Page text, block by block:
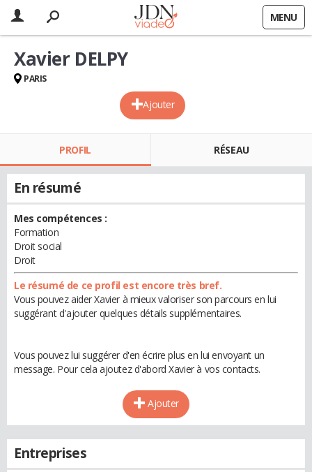
MENU
Ajouter
Xavier DELPY
PARIS
PROFIL RÉSEAU
En résumé
Mes compétences :
Formation
Droit social
Droit
Le résumé de ce profil est encore très bref.
Vous pouvez aider Xavier à mieux valoriser son parcours en lui
suggérant d'ajouter quelques détails supplémentaires.
Vous pouvez lui suggérer d'en écrire plus en lui envoyant un
message. Pour cela ajoutez d'abord Xavier à vos contacts.
Ajouter
Entreprises